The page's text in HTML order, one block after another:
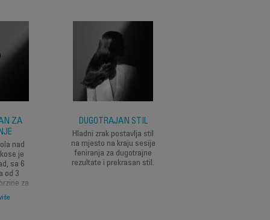
ZA
nad
je
sa 6
od 3
za
DUGOTRAJAN STIL
Hladni zrak postavlja stil
na mjesto na kraju sesije
feniranja za dugotrajne
rezultate i prekrasan stil.